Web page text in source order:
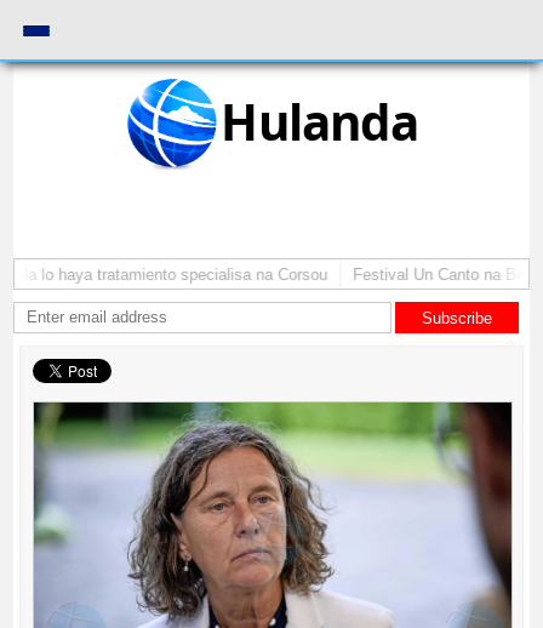
Hulanda
lo haya tratamiento specialisa na Corsou Festival Un Canto na
Subscribe